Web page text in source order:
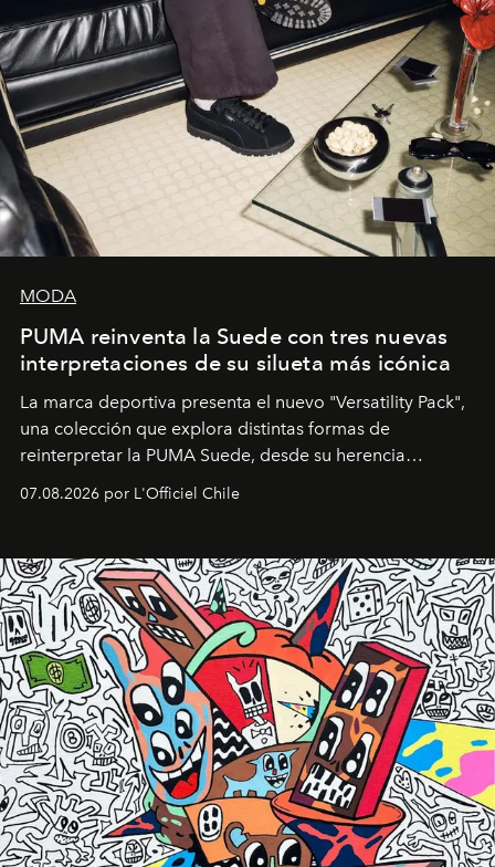
MODA
PUMA reinventa la Suede con tres nuevas
interpretaciones de su silueta más icónica
La marca deportiva presenta el nuevo "Versatility Pack",
una colección que explora distintas formas de
reinterpretar la PUMA Suede, desde su herencia
deportiva hasta una mirada moderna inspirada en el
diseño y el universo outdoor.
07.08.2026 por L'Officiel Chile